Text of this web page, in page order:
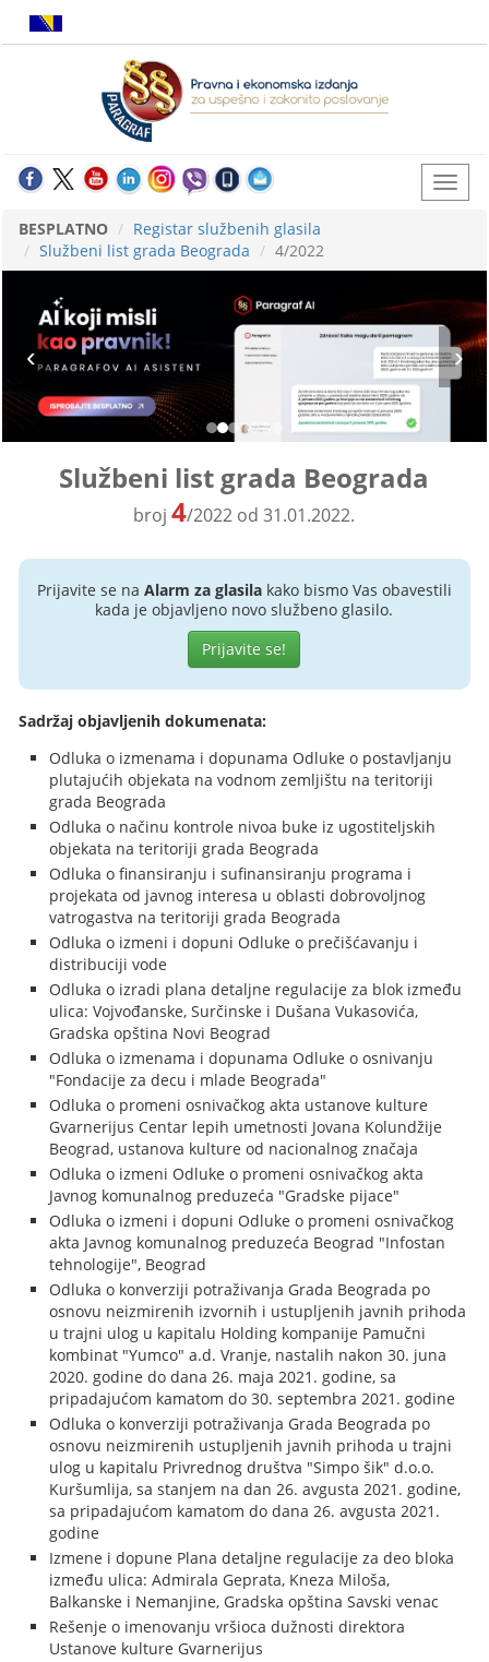
BESPLATNO
Registar službenih glasila
Službeni list grada Beograda
4/2022
Službeni list grada Beograda
broj4/2022 od 31.01.2022.
Prijavite se na Alarm za glasilakako bismo Vas obavestili
kada je objavljeno novo službeno glasilo.
Prijavite se!
Sadržaj objavljenih dokumenata:
Odluka o izmenama i dopunama Odluke o postavljanju
plutajućih objekata na vodnom zemljištu na teritoriji
grada Beograda
Odluka o načinu kontrole nivoa buke iz ugostiteljskih
objekata na teritoriji grada Beograda
Odluka o finansiranju i sufinansiranju programa i
projekata od javnog interesa u oblasti dobrovoljnog
vatrogastva na teritoriji grada Beograda
Odluka o izmeni i dopuni Odluke o prečišćavanju i
distribuciji vode
Odluka o izradi plana detaljne regulacije za blok između
ulica: Vojvođanske, Surčinske i Dušana Vukasovića,
Gradska opština Novi Beograd
Odluka o izmenama i dopunama Odluke o osnivanju
"Fondacije za decu i mlade Beograda"
Odluka o promeni osnivačkog akta ustanove kulture
Gvarnerijus Centar lepih umetnosti Jovana Kolundžije
Beograd, ustanova kulture od nacionalnog značaja
Odluka o izmeni Odluke o promeni osnivačkog akta
Javnog komunalnog preduzeća "Gradske pijace"
Odluka o izmeni i dopuni Odluke o promeni osnivačkog
akta Javnog komunalnog preduzeća Beograd "Infostan
tehnologije", Beograd
Odluka o konverziji potraživanja Grada Beograda po
osnovu neizmirenih izvornih i ustupljenih javnih prihoda
u trajni ulog u kapitalu Holding kompanije Pamučni
kombinat "Yumco" a.d. Vranje, nastalih nakon 30. juna
2020. godine do dana 26. maja 2021. godine, sa
pripadajućom kamatom do 30. septembra 2021. godine
Odluka o konverziji potraživanja Grada Beograda po
osnovu neizmirenih ustupljenih javnih prihoda u trajni
ulog u kapitalu Privrednog društva "Simpo šik" d.o.o.
Kuršumlija, sa stanjem na dan 26. avgusta 2021. godine,
sa pripadajućom kamatom do dana 26. avgusta 2021.
godine
Izmene i dopune Plana detaljne regulacije za deo bloka
između ulica: Admirala Geprata, Kneza Miloša,
Balkanske i Nemanjine, Gradska opština Savski venac
Rešenje o imenovanju vršioca dužnosti direktora
Ustanove kulture Gvarnerijus